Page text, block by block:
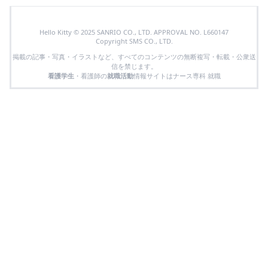
Hello Kitty © 2025 SANRIO CO., LTD. APPROVAL NO. L660147
Copyright SMS CO., LTD.
掲載の記事・写真・イラストなど、すべてのコンテンツの無断複写・転載・公衆送
信を禁じます。
看護学生 ・看護師の就職活動情報サイトはナース専科 就職